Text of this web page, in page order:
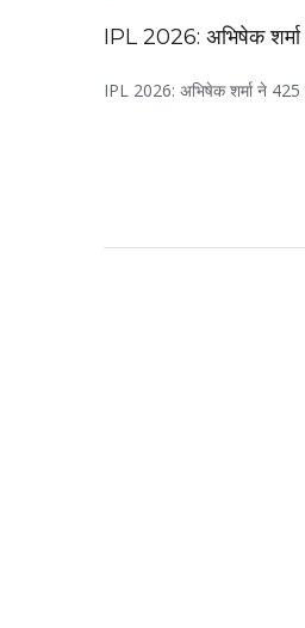
IPL 2026: अभिषेक
IPL 2026: अभिषेक शर्मा ने 425